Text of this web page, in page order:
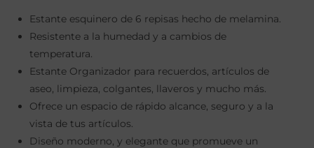
Estante esquinero de 6 repisas hecho de melamina.
Resistente a la humedad y a cambios de
temperatura.
Estante Organizador para recuerdos, artículos de
aseo, limpieza, colgantes, llaveros y mucho más.
Ofrece un espacio de rápido alcance, seguro y a la
vista de tus artículos.
Diseño moderno, y elegante que promueve un